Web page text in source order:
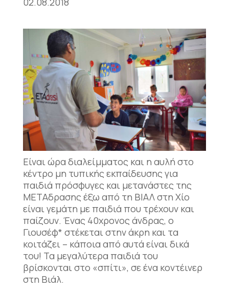
Είναι ώρα διαλείμματος και η αυλή στο
κέντρο μη τυπικής εκπαίδευσης για
παιδιά πρόσφυγες και μετανάστες της
ΜΕΤΑδρασης έξω από τη ΒΙΑΛ στη Χίο
είναι γεμάτη με παιδιά που τρέχουν και
παίζουν. Ένας 40χρονος άνδρας, ο
Γιουσέφ* στέκεται στην άκρη και τα
κοιτάζει – κάποια από αυτά είναι δικά
του! Τα μεγαλύτερα παιδιά του
βρίσκονται στο «σπίτι», σε ένα κοντέινερ
στη Βιάλ.